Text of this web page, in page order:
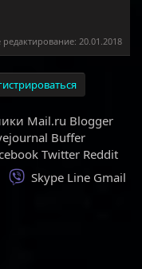
редактирование: 20.01.2018
Mail.ru Blogger
Buffer
Twitter Reddit
Viber
Skype Line Gmail